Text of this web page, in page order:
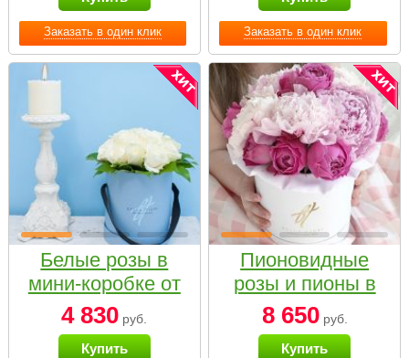
Заказать в один клик Заказать в один клик
Белые розы в
мини-коробке от
Bella Fiori
4 830 руб.
Купить
Пионовидные
розы и пионы в
белой коробке
Small
8 650руб.
Купить